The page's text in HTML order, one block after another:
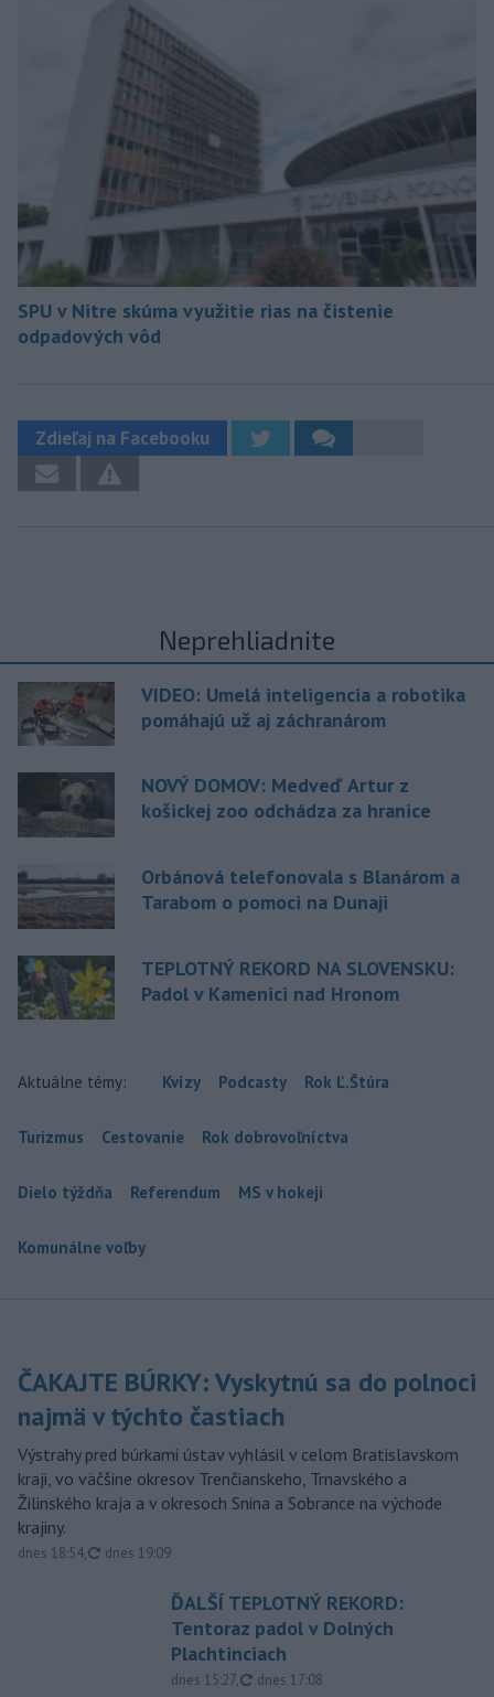
SPU v Nitre skúma využitie rias na čistenie
odpadových vôd
Zdieľaj na Facebooku
Neprehliadnite
VIDEO: Umelá inteligencia a robotika
pomáhajú už aj záchranárom
NOVÝ DOMOV: Medveď Artur z
košickej zoo odchádza za hranice
Orbánová telefonovala s Blanárom a
Tarabom o pomoci na Dunaji
TEPLOTNÝ REKORD NA SLOVENSKU:
Padol v Kamenici nad Hronom
Aktuálne témy: Kvízy Podcasty Rok Ľ.Štúra
Turizmus Cestovanie Rok dobrovoľníctva
Dielo týždňa Referendum MS v hokeji
Komunálne voľby
ČAKAJTE BÚRKY: Vyskytnú sa do polnoci
najmä v týchto častiach
Výstrahy pred búrkami ústav vyhlásil v celom Bratislavskom
kraji, vo väčšine okresov Trenčianskeho, Trnavského a
Žilinského kraja a v okresoch Snina a Sobrance na východe
krajiny.
dnes 18:54, aktualizované
dnes 19:09
ĎALŠÍ TEPLOTNÝ REKORD:
Tentoraz padol v Dolných
Plachtinciach
dnes 15:27, aktualizované
dnes 17:08